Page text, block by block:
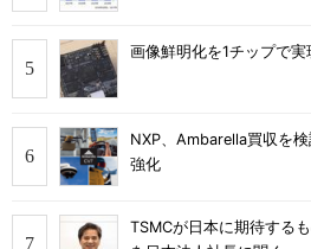
画像鮮明化を1チップで
NXP、Ambarella買収を
強化
TSMCが日本に期待する